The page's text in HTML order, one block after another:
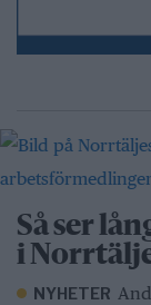
Så ser
i
NYHETER